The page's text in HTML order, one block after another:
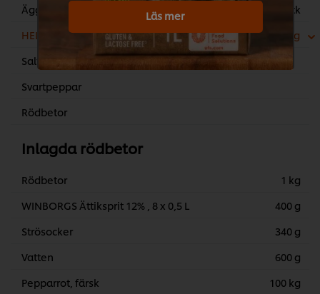
Ägg
10 stk
HELLMANN’S Ketchup, till servering
150 g
Salt
Svartpeppar
Rödbetor
Inlagda rödbetor
Rödbetor
1 kg
WINBORGS Ättiksprit 12% , 8 x 0,5 L
400 g
Strösocker
340 g
Vatten
600 g
Pepparrot, färsk
100 kg
Läs mer